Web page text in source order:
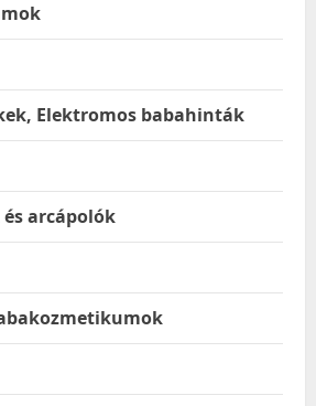
Elektromos babahinták
arcápolók